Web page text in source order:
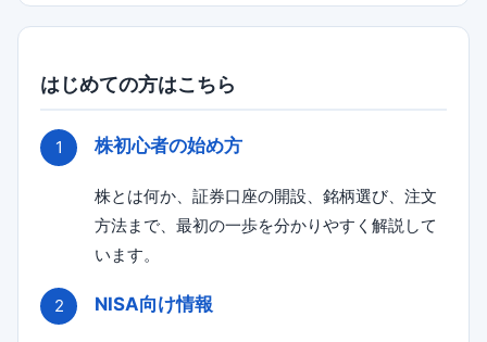
はじめての方はこちら
株初心者の始め方
株とは何か、証券口座の開設、銘柄選び、注文
方法まで、最初の一歩を分かりやすく解説して
います。
NISA向け情報